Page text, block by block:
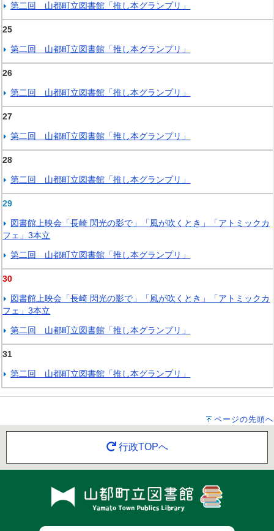
第二回 山都町立図書館「推し本グランプリ」
25
第二回 山都町立図書館「推し本グランプリ」
26
第二回 山都町立図書館「推し本グランプリ」
27
第二回 山都町立図書館「推し本グランプリ」
28
第二回 山都町立図書館「推し本グランプリ」
29
図書館上映会「長崎 閃光の影で」「風が吹くとき」「アトミックカ
フェ」3本立
第二回 山都町立図書館「推し本グランプリ」
30
図書館上映会「長崎 閃光の影で」「風が吹くとき」「アトミックカ
フェ」3本立
第二回 山都町立図書館「推し本グランプリ」
31
第二回 山都町立図書館「推し本グランプリ」
ページの先頭へ
行政TOPへ